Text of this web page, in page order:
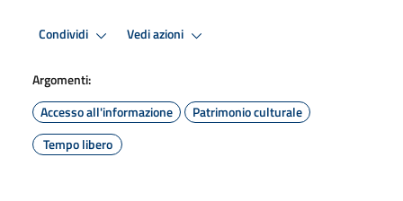
Condividi Vedi azioni
Argomenti:
Accesso all'informazione
Patrimonio culturale
Tempo libero